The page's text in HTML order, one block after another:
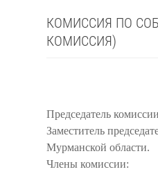
КОМИССИЯ ПО
КОМИССИЯ)
Председатель комиссии
Заместитель
Мурманской области.
Члены комиссии: